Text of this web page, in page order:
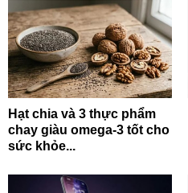
Hạt chia và 3 thực phẩm
chay giàu omega-3 tốt cho
sức khỏe...